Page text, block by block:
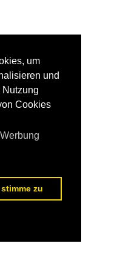
um
und
Nutzung
Cookies
zu